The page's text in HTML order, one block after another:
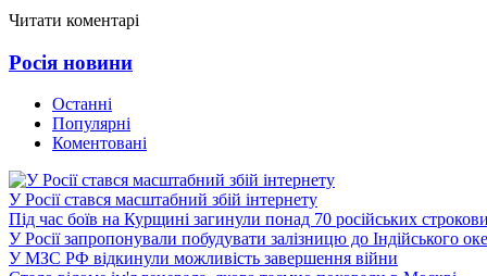
Читати коментарі
Росія новини
Останні
Популярні
Коментовані
У Росії стався масштабний збій інтернету
Під час боїв на Курщині загинули понад 70 російських
У Росії запропонували побудувати залізницю до Індійського
У МЗС РФ відкинули можливість завершення війни